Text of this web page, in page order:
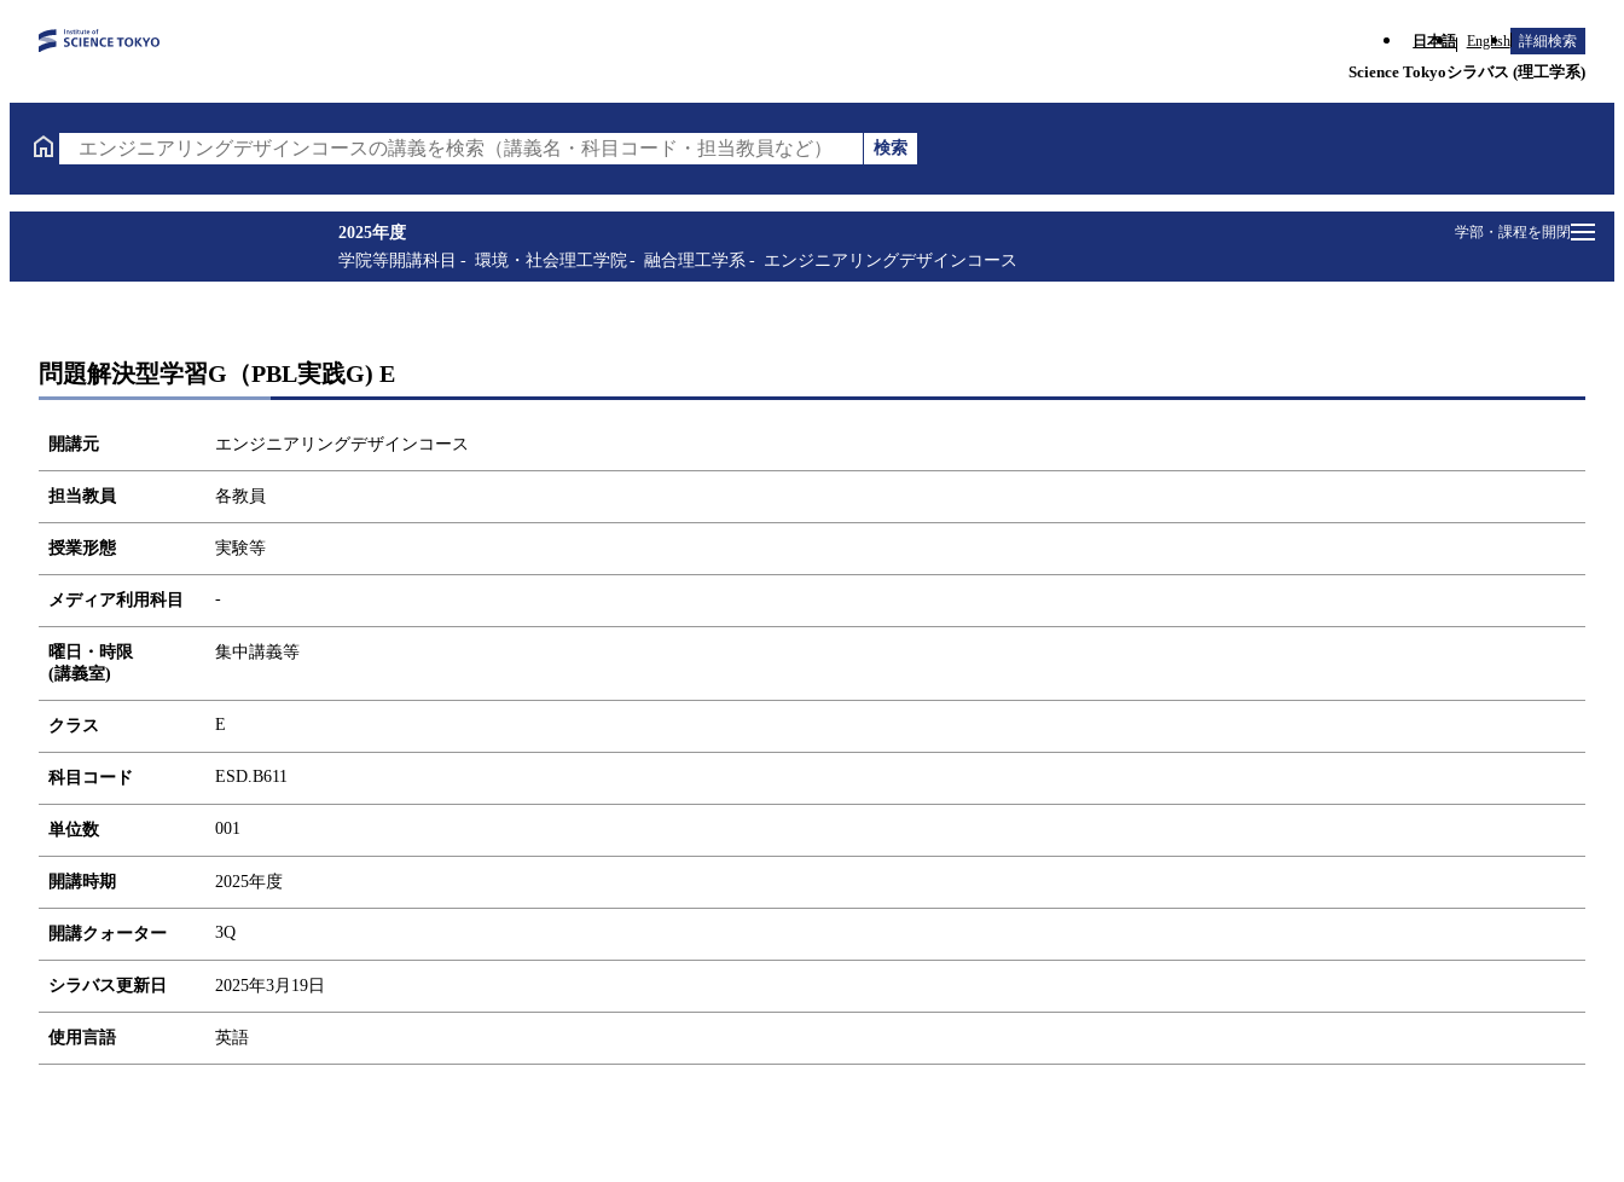
日本語 English 詳細検索
Science Tokyoシラバス (理工学系)
エンジニアリングデザインコースの講義を検索（講義名・科目コード・担当教員など）
検索
学部・課程を開閉
2025年度
学院等開講科目
環境・社会理工学院 融合理工学系 エンジニアリングデザインコース
問題解決型学習G（PBL実践G) E
開講元 エンジニアリングデザインコース
担当教員 各教員
授業形態 実験等
メディア利用科目 -
曜日・時限
(講義室)
集中講義等
クラス E
科目コード ESD.B611
単位数 001
開講時期 2025年度
開講クォーター 3Q
シラバス更新日 2025年3月19日
使用言語 英語